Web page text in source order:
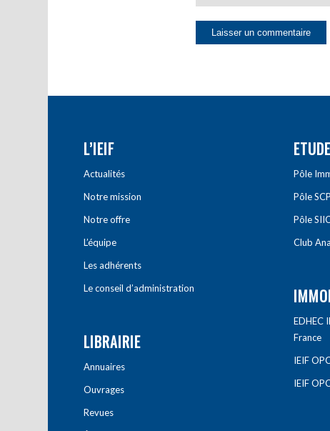
L’IEIF
Actualités
Notre mission
Notre offre
L’équipe
Les adhérents
Le conseil d’administration
LIBRAIRIE
Annuaires
Ouvrages
Revues
Pôle
Pôle
Pôle
Club
EDHEC
France
IEIF
IEIF